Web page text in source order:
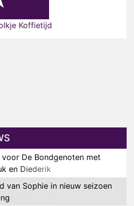
Koffietijd
De Bondgenoten met
en Diederik
van Sophie in nieuw seizoen